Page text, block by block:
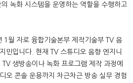
녹화 시스템을 운영하는 역할을 수행하고
1월 자로 융합기술본부 제작기술부 TV 음
민입니다. 현재 TV 스튜디오 음향 엔지니
생방송이나 녹화 프로그램 제작 과정에
오 콘솔 운용까지 차근차근 방송 실무 경험